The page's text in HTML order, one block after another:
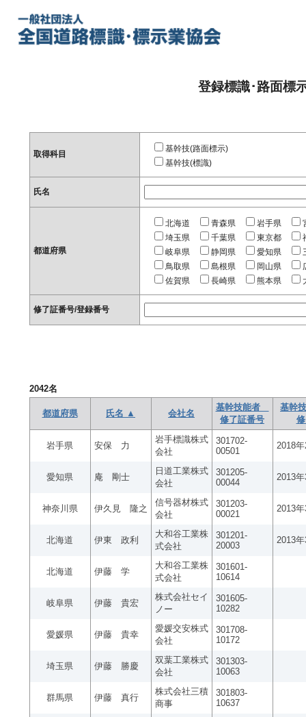
登録標識･路面標
取得科目
基幹技(路面標示)
基幹技(標識)
氏名
都道府県
北海道 青森県 岩手県
埼玉県
千葉県 東京都
岐阜県
静岡県 愛知県
鳥取県
島根県 岡山県
佐賀県
長崎県 熊本県
修了証番号/登録番号
2042名
都道府県 氏名 ▲ 会社名
基幹技能者
修了証番号
基幹
岩手県 安保 力
岩手標識株式
会社
301702-
00501
2018
愛知県 庵 剛士
日道工業株式
会社
301205-
00044
2013
神奈川県 伊久見 隆之
信号器材株式
会社
301203-
00021
2013
北海道 伊東 政利
大和谷工業株
式会社
301201-
20003
2013
北海道 伊藤 学
大和谷工業株
式会社
301601-
10614
岐阜県 伊藤 貴宏
株式会社セイ
ノー
301605-
10282
愛媛県 伊藤 貴幸
愛媛交安株式
会社
301708-
10172
埼玉県 伊藤 勝慶
双葉工業株式
会社
301303-
10063
群馬県 伊藤 真行
株式会社三積
商事
301803-
10637